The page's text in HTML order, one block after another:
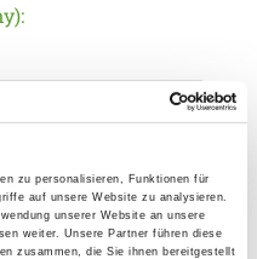
zu personalisieren, Funktionen für
auf unsere Website zu analysieren.
unserer Website an unsere
weiter. Unsere Partner führen diese
zusammen, die Sie ihnen bereitgestellt
local group